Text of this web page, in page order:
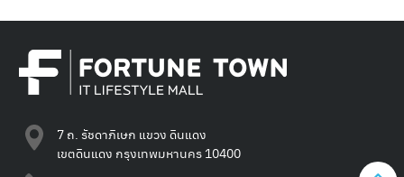
7 ถ. รัชดาภิเษก แขวง ดินแดง
เขตดินแดง กรุงเทพมหานคร 10400